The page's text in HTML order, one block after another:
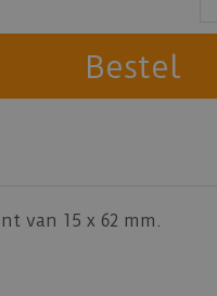
van 15 x 62 mm.